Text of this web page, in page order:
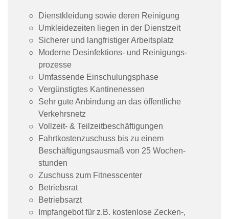
Dienst­kleidung sowie deren Reinigung
Umkleide­zeiten liegen in der Dienstzeit
Sicherer und lang­fristiger Arbeitsplatz
Moderne Desinfektions- und Reinigungs­
prozesse
Umfassende Einschulungs­phase
Vergünstigtes Kantinen­essen
Sehr gute Anbindung an das öffentliche
Verkehrs­netz
Vollzeit- & Teilzeit­beschäftigungen
Fahrtkosten­zuschuss bis zu einem
Beschäftigungs­ausmaß von 25 Wochen­
stunden
Zuschuss zum Fitness­center
Betriebsrat
Betriebsarzt
Impfangebot für z.B. kostenlose Zecken-,